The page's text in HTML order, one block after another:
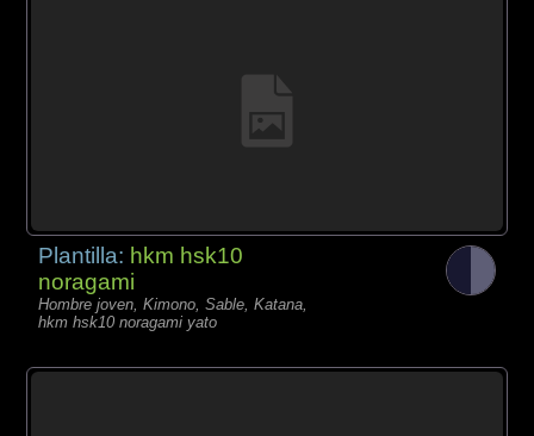
Plantilla: hkm hsk10
noragami
Hombre joven, Kimono, Sable, Katana,
hkm hsk10 noragami yato